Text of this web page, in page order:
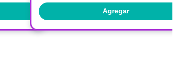
Agregar